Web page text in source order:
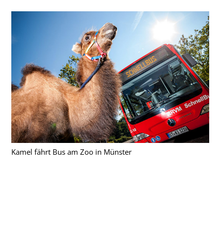
Kamel fährt Bus am Zoo in Münster